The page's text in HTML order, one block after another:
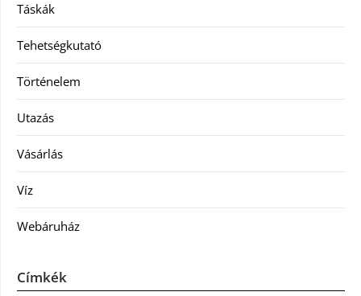
Táskák
Tehetségkutató
Történelem
Utazás
Vásárlás
Víz
Webáruház
Címkék